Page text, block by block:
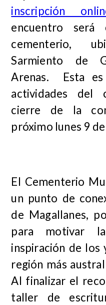
inscripción
encuentro
cementerio,
Sarmiento de
Arenas. Esta
actividades del
cierre de la
próximo lunes 9
El Cementerio
un punto de
de Magallanes,
para motivar
inspiración de los
región más
Al finalizar el
taller de